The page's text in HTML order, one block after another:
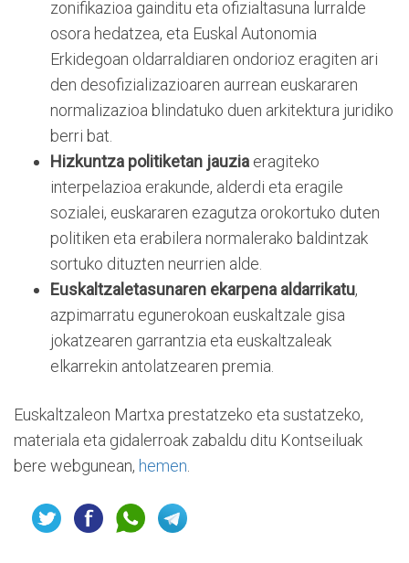
zonifikazioa gainditu eta ofizialtasuna lurralde
osora hedatzea, eta Euskal Autonomia
Erkidegoan oldarraldiaren ondorioz eragiten ari
den desofizializazioaren aurrean euskararen
normalizazioa blindatuko duen arkitektura juridiko
berri bat.
Hizkuntza politiketan jauzia eragiteko
interpelazioa erakunde, alderdi eta eragile
sozialei, euskararen ezagutza orokortuko duten
politiken eta erabilera normalerako baldintzak
sortuko dituzten neurrien alde.
Euskaltzaletasunaren ekarpena aldarrikatu,
azpimarratu egunerokoan euskaltzale gisa
jokatzearen garrantzia eta euskaltzaleak
elkarrekin antolatzearen premia.
Euskaltzaleon Martxa prestatzeko eta sustatzeko,
materiala eta gidalerroak zabaldu ditu Kontseiluak
bere webgunean, hemen